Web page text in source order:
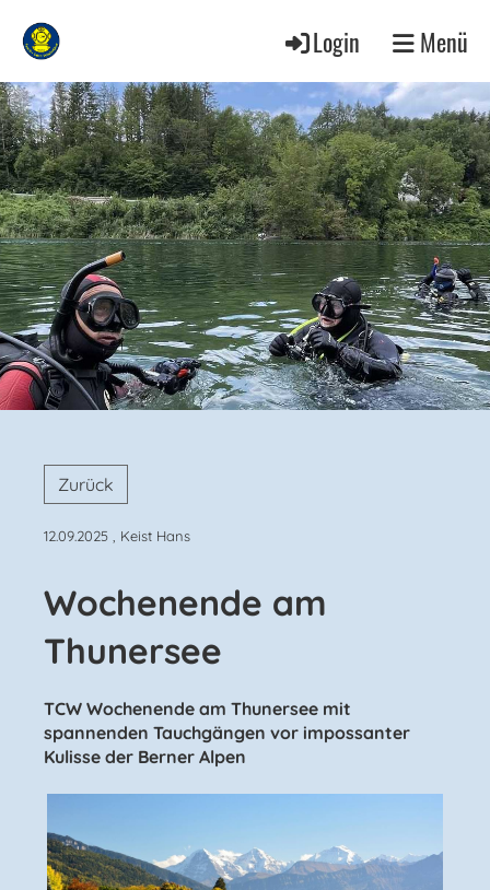
Login Menü
Zurück
12.09.2025 , Keist Hans
Wochenende am
Thunersee
TCW Wochenende am Thunersee mit
spannenden Tauchgängen vor impossanter
Kulisse der Berner Alpen